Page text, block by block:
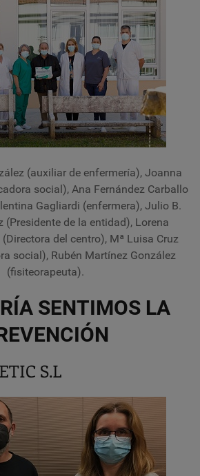
(auxiliar de enfermería), Joanna
social), Ana Fernández Carballo
Gagliardi (enfermera), Julio B.
(Presidente de la entidad), Lorena
del centro), Mª Luisa Cruz
social), Rubén Martínez González
(fisiteorapeuta).
SENTIMOS LA
S.L